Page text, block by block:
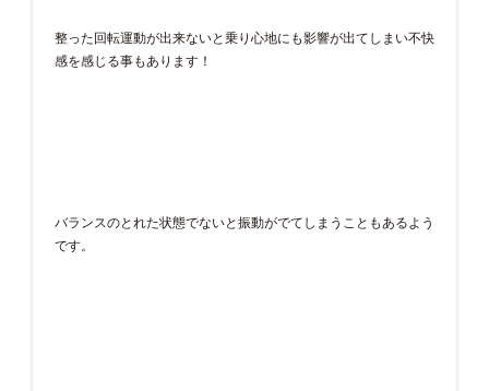
整った回転運動が出来ないと乗り心地にも影響が出てしまい不快
感を感じる事もあります！
バランスのとれた状態でないと振動がでてしまうこともあるよう
です。